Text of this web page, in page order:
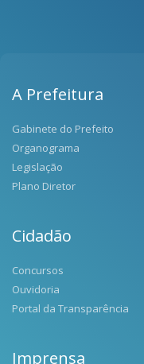
A Prefeitura
Gabinete do Prefeito
Organograma
Legislação
Plano Diretor
Cidadão
Concursos
Ouvidoria
Portal da Transparência
Imprensa